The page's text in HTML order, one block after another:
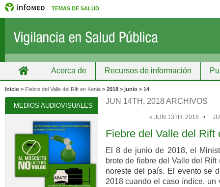
TEMAS DE SALUD
Acerca de Recursos de información
Grupos Recursos de información
Inicio > Fiebre del Valle del Rift en Kenia > 2018 > junio > 14
JUN 14TH, 2018 ARCHIVOS
« JUN 13TH, 2018 •
Fiebre del Valle del Rift
El 8 de junio de 2018, el
brote de fiebre del Valle del
noreste del país. El evento se
2018 cuando el caso índice, un
MEDIOS AUDIOVISUALES